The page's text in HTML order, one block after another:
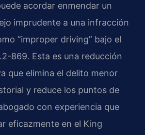
acordar enmendar un
imprudente a una infracción
“improper driving” bajo el
869. Esta es una reducción
que elimina el delito menor
y reduce los puntos de
con experiencia que
eficazmente en el King